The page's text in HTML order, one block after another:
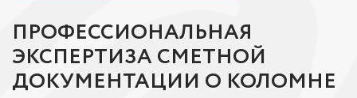
ПРОФЕССИОНАЛЬНАЯ
ЭКСПЕРТИЗА СМЕТНОЙ
ДОКУМЕНТАЦИИ О КОЛОМНЕ